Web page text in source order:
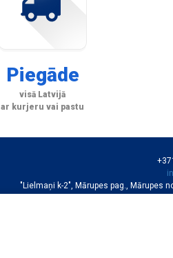
Piegāde
visā Latvijā
ar kurjeru vai pastu
"Lielmaņi k-2", Mārupes pag., Mārupes